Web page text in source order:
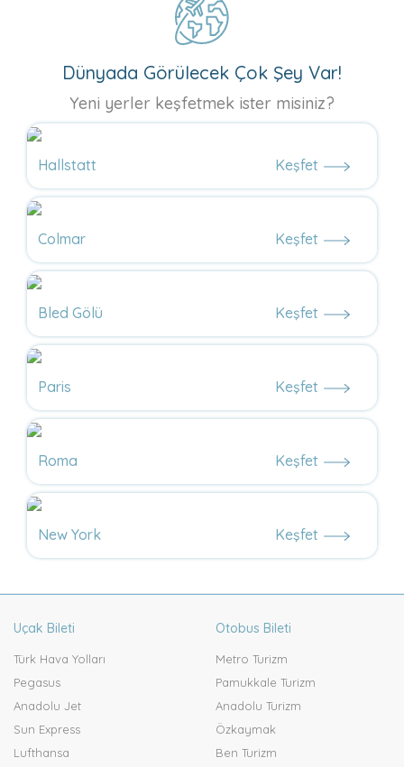
Dünyada Görülecek Çok Şey Var!
Yeni yerler keşfetmek ister misiniz?
Hallstatt Keşfet
Colmar Keşfet
Bled Gölü Keşfet
Paris Keşfet
Roma Keşfet
New York Keşfet
Uçak Bileti
Türk Hava Yolları
Pegasus
Anadolu Jet
Sun Express
Lufthansa
Otobus Bileti
Metro Turizm
Pamukkale Turizm
Anadolu Turizm
Özkaymak
Ben Turizm